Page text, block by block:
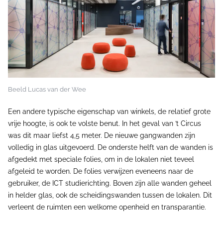
Beeld Lucas van der Wee
Een andere typische eigenschap van winkels, de relatief grote
vrije hoogte, is ook te volste benut. In het geval van ’t Circus
was dit maar liefst 4,5 meter. De nieuwe gangwanden zijn
volledig in glas uitgevoerd. De onderste helft van de wanden is
afgedekt met speciale folies, om in de lokalen niet teveel
afgeleid te worden. De folies verwijzen eveneens naar de
gebruiker, de ICT studierichting. Boven zijn alle wanden geheel
in helder glas, ook de scheidingswanden tussen de lokalen. Dit
verleent de ruimten een welkome openheid en transparantie.